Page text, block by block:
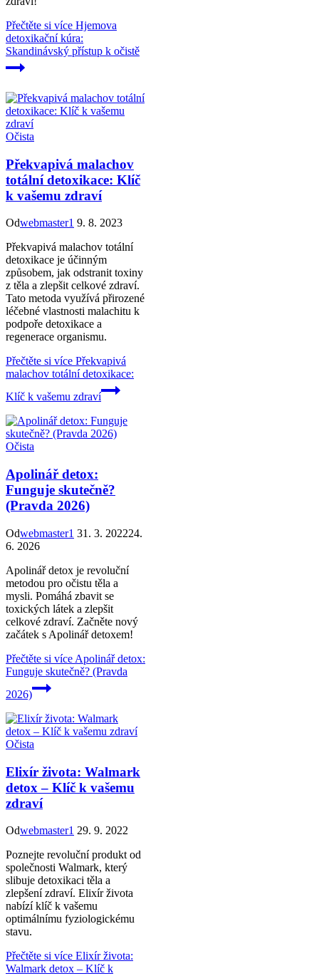
Přečtěte si více Hjemova
detoxikační kúra:
Skandinávský přístup k očistě
Očista
Překvapivá malachov
totální detoxikace: Klíč
k vašemu zdraví
Odwebmaster1 9. 8. 2023
Překvapivá malachov totální
detoxikace je účinným
způsobem, jak odstranit toxiny
z těla a zlepšit celkové zdraví.
Tato metoda využívá přirozené
léčebné vlastnosti malachitu k
podpoře detoxikace a
regenerace organismu.
Přečtěte si více Překvapivá
malachov totální detoxikace:
Klíč k vašemu zdraví
Očista
Apolinář detox:
Funguje skutečně?
(Pravda 2026)
Odwebmaster1 31. 3. 202224.
6. 2026
Apolinář detox je revoluční
metodou pro očistu těla a
mysli. Pomáhá zbavit se
toxických látek a zlepšit
celkové zdraví. Začněte nový
začátek s Apolinář detoxem!
Přečtěte si více Apolinář detox:
Funguje skutečně? (Pravda
2026)
Očista
Elixír života: Walmark
detox – Klíč k vašemu
zdraví
Odwebmaster1 29. 9. 2022
Poznejte revoluční produkt od
společnosti Walmark, který
slibuje detoxikaci těla a
zlepšení zdraví. Elixír života
nabízí klíč k vašemu
optimálnímu fyziologickému
stavu.
Přečtěte si více Elixír života:
Walmark detox – Klíč k